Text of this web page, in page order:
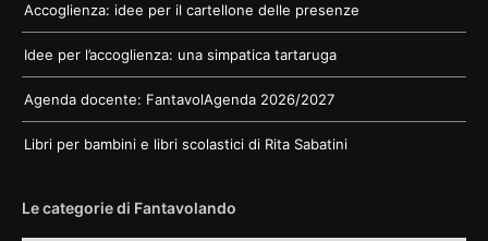
Accoglienza: idee per il cartellone delle presenze
Idee per l’accoglienza: una simpatica tartaruga
Agenda docente: FantavolAgenda 2026/2027
Libri per bambini e libri scolastici di Rita Sabatini
Le categorie di Fantavolando